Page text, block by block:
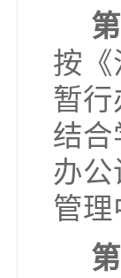
按
暂行
结合
办
管理